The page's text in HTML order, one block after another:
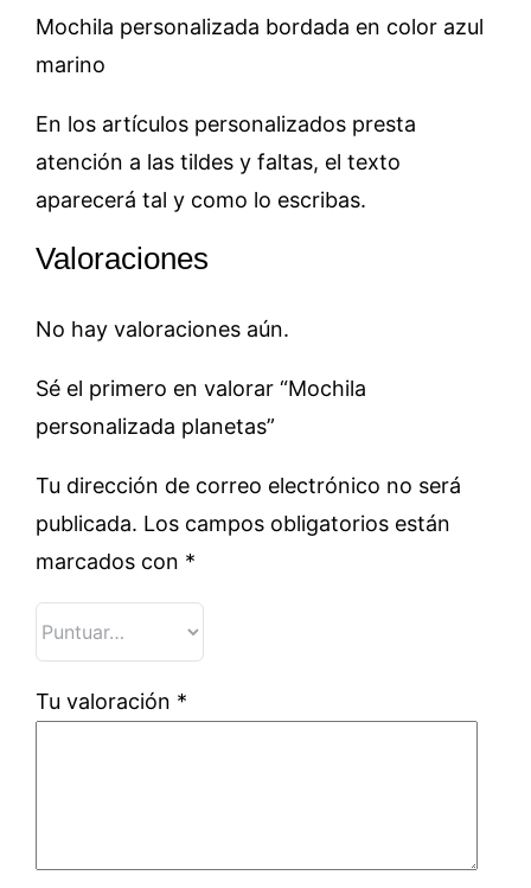
Mochila personalizada bordada en color azul
marino
En los artículos personalizados presta
atención a las tildes y faltas, el texto
aparecerá tal y como lo escribas.
Valoraciones
No hay valoraciones aún.
Sé el primero en valorar “Mochila
personalizada planetas”
Tu dirección de correo electrónico no será
publicada. Los campos obligatorios están
marcados con *
Tu valoración *